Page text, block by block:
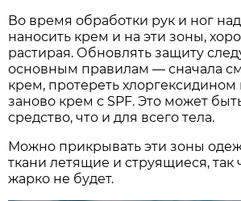
Во время обработки рук и ног
наносить крем и на эти зоны,
растирая. Обновлять защиту
основным правилам — сначала
крем, протереть хлоргексидином
заново крем с SPF. Это может
средство, что и для всего тела.
Можно прикрывать эти зоны
ткани летящие и струящиеся, так
жарко не будет.